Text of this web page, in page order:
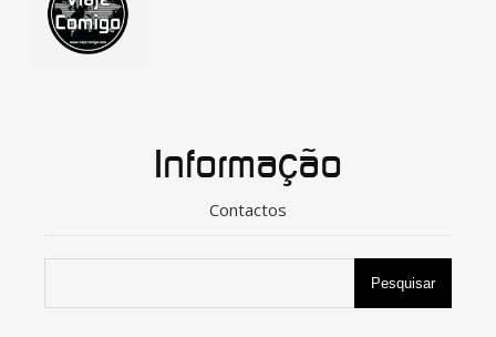
Informação
Contactos
Pesquisar